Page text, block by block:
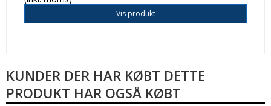
Vis produkt
KUNDER DER HAR KØBT DETTE
PRODUKT HAR OGSÅ KØBT